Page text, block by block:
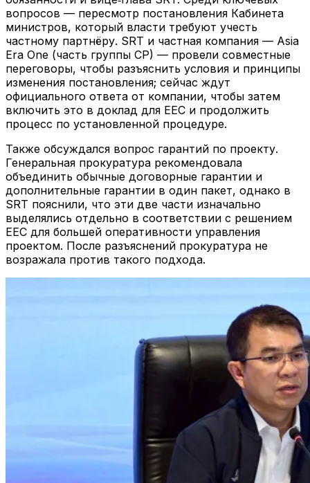
вопросов — пересмотр постановления Кабинета
министров, который власти требуют учесть
частному партнёру. SRT и частная компания — Asia
Era One (часть группы CP) — провели совместные
переговоры, чтобы разъяснить условия и принципы
изменения постановления; сейчас ждут
официального ответа от компании, чтобы затем
включить это в доклад для EEC и продолжить
процесс по установленной процедуре.
Также обсуждался вопрос гарантий по проекту.
Генеральная прокуратура рекомендовала
объединить обычные договорные гарантии и
дополнительные гарантии в один пакет, однако в
SRT пояснили, что эти две части изначально
выделялись отдельно в соответствии с решением
EEC для большей оперативности управления
проектом. После разъяснений прокуратура не
возражала против такого подхода.